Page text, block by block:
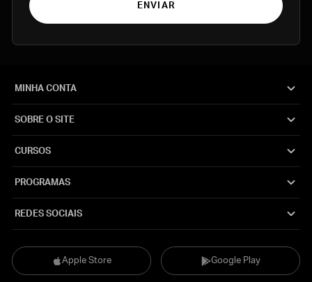
ENVIAR
Apple Store Google Play
MINHA CONTA
SOBRE O SITE
CURSOS
PROGRAMAS
REDES SOCIAIS